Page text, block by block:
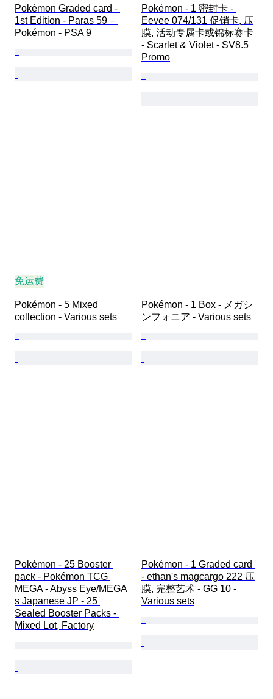
Pokémon Graded card -
1st Edition - Paras 59 –
Pokémon - PSA 9
Pokémon - 1 密封卡 -
Eevee 074/131 促销卡, 压
膜, 活动专属卡或锦标赛卡
- Scarlet & Violet - SV8.5
Promo
免运费
Pokémon - 5 Mixed
collection - Various sets
Pokémon - 1 Box - メガシ
ンフォニア - Various sets
Pokémon - 25 Booster
pack - Pokémon TCG
MEGA - Abyss Eye/MEGA
s Japanese JP - 25
Sealed Booster Packs -
Mixed Lot, Factory
Pokémon - 1 Graded card
- ethan's magcargo 222 压
膜, 完整艺术 - GG 10 -
Various sets